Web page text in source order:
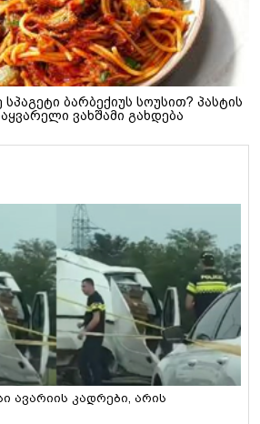
ბარბექიუს სოუსით? პასტის
ვახშამი გახდება
ავარიის კადრები, არის